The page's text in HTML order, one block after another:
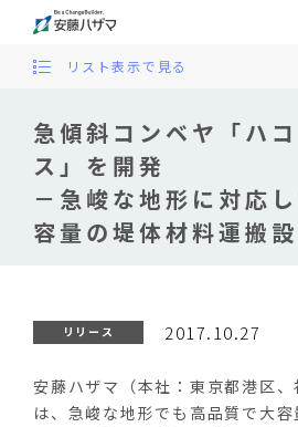
急傾斜コンベヤ「ハ
ス」を開発
－急峻な地形に対応
容量の堤体材料運搬
リスト表示で見る
リリース 2017.10.27
安藤ハザマ（本社：東京都港区、
は、急峻な地形でも高品質で大